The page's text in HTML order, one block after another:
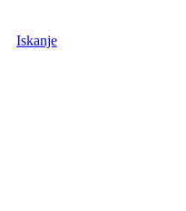
Iskanje